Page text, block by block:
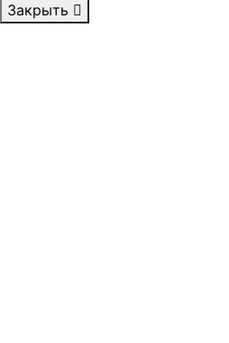
Закрыть